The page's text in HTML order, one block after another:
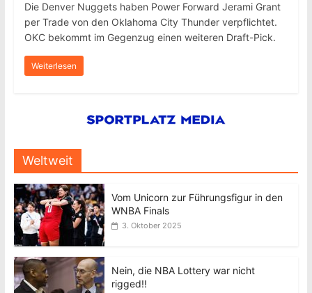
Die Denver Nuggets haben Power Forward Jerami Grant
per Trade von den Oklahoma City Thunder verpflichtet.
OKC bekommt im Gegenzug einen weiteren Draft-Pick.
Weiterlesen
Weltweit
Vom Unicorn zur Führungsfigur in den
WNBA Finals
3. Oktober 2025
Nein, die NBA Lottery war nicht
rigged!!